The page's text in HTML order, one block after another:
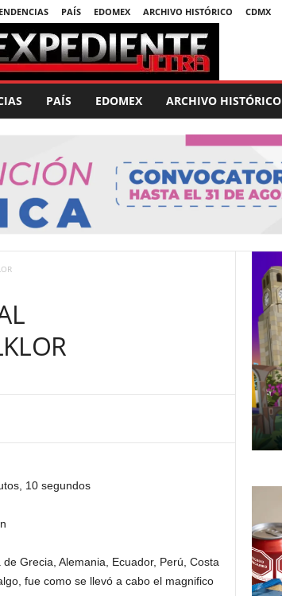
PAÍS EDOMEX ARCHIVO HISTÓRICO CDMX
PAÍS EDOMEX ARCHIVO HISTÓRICO
10 segundos
Grecia, Alemania, Ecuador, Perú, Costa
fue como se llevó a cabo el magnifico